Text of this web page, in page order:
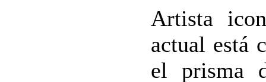
Artista
actual está
el prisma